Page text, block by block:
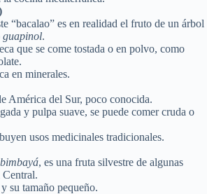
“bacalao” es en realidad el fruto de un árbol
guapinol.
que se come tostada o en polvo, como
en minerales.
América del Sur, poco conocida.
y pulpa suave, se puede comer cruda o
usos medicinales tradicionales.
bimbayá, es una fruta silvestre de algunas
Central.
su tamaño pequeño.